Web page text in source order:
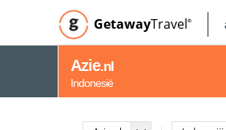
GetawayTravel©
Azie.nl
Indonesië